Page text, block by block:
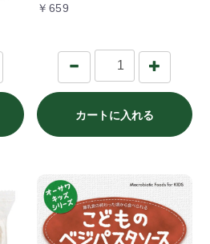
￥659
カートに入れる